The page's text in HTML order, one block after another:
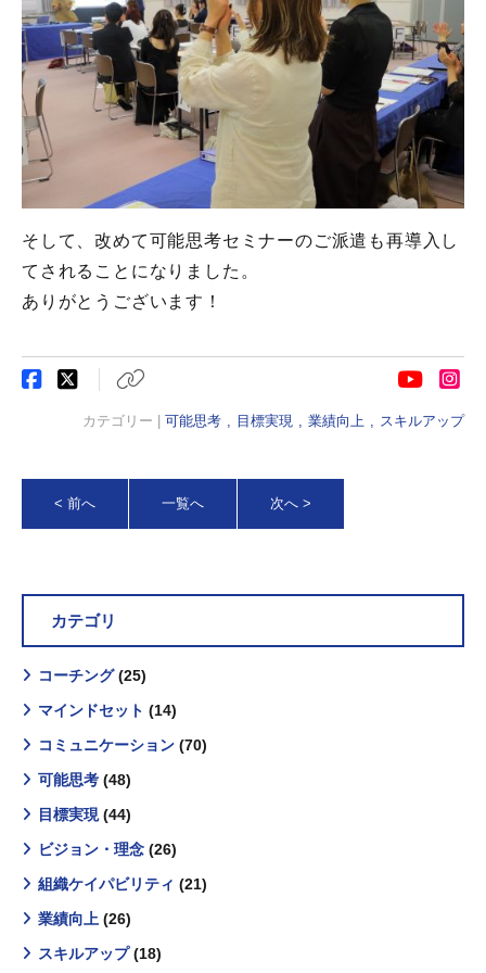
そして、改めて可能思考セミナーのご派遣も再導入し
てされることになりました。
ありがとうございます！
カテゴリー | 可能思考 目標実現 業績向上 スキルアップ
< 前へ 一覧へ 次へ >
カテゴリ
コーチング(25)
マインドセット (14)
コミュニケーション (70)
可能思考 (48)
目標実現(44)
ビジョン・理念 (26)
組織ケイパビリティ (21)
業績向上 (26)
スキルアップ(18)